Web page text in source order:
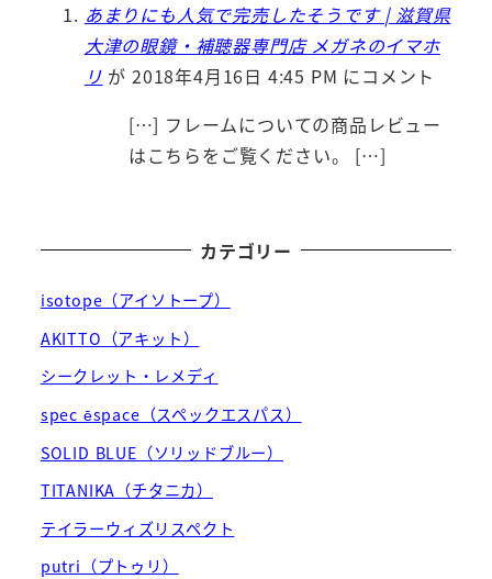
あまりにも人気で完売したそうです | 滋賀県
大津の眼鏡・補聴器専門店 メガネのイマホ
リ が 2018年4月16日 4:45 PM にコメント
[…] フレームについての商品レビュー
はこちらをご覧ください。 […]
カテゴリー
isotope（アイソトープ）
AKITTO（アキット）
シークレット・レメディ
spec ēspace（スペックエスパス）
SOLID BLUE（ソリッドブルー）
TITANIKA（チタニカ）
テイラーウィズリスペクト
putri（プトゥリ）